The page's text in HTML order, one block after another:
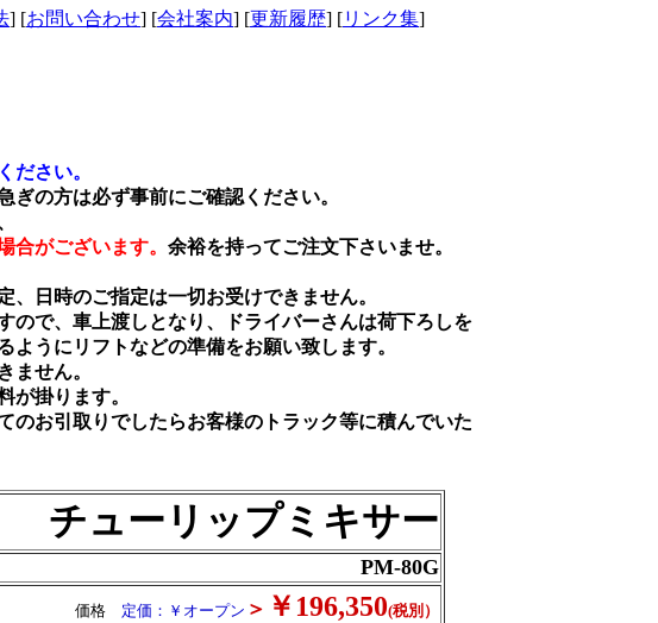
チューリップミキサー
PM-80G
価格 定価：￥オープン ＞ ￥196,350(税別）
ださい。
の方は必ず事前にご確認ください。
合がございます。 余裕を持ってご注文下さいませ。
、日時のご指定は一切お受けできません。
ので、車上渡しとなり、ドライバーさんは荷下ろしを
うにリフトなどの準備をお願い致します。
ません。
が掛ります。
のお引取りでしたらお客様のトラック等に積んでいた
] [お問い合わせ] [会社案内] [更新履歴] [リンク集]